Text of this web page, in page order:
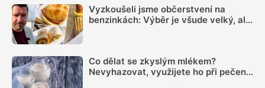
Vyzkoušeli jsme občerstvení na
benzinkách: Výběr je všude velký, ale
Co dělat se zkyslým mlékem?
Nevyhazovat, využijete ho při pečení i